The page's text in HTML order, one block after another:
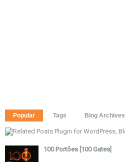
Popular Tags Blog Archives
100 Portões [100 Gates]